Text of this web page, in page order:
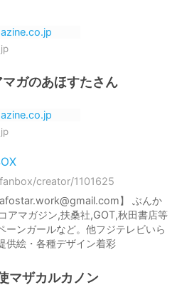
マガのあほすたさん
creator/1101625
】 ぶんか
アマガジン,扶桑社,GOT,秋田書店等
ーンガールなど。他フジテレビいら
供絵・各種デザイン着彩
マザカルカノン